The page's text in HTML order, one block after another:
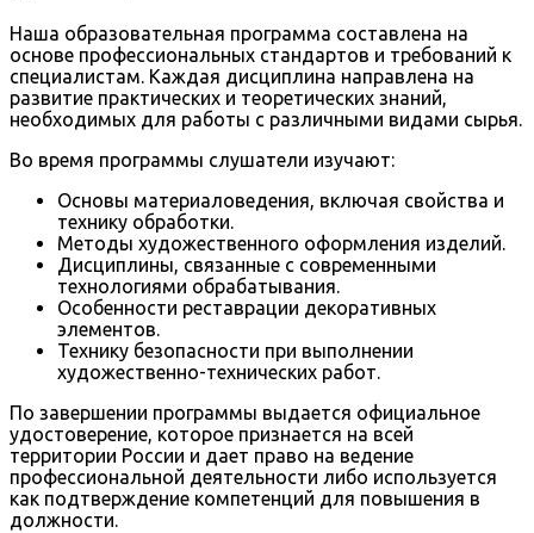
Наша образовательная программа составлена на
основе профессиональных стандартов и требований к
специалистам. Каждая дисциплина направлена на
развитие практических и теоретических знаний,
необходимых для работы с различными видами сырья.
Во время программы слушатели изучают:
Основы материаловедения, включая свойства и
технику обработки.
Методы художественного оформления изделий.
Дисциплины, связанные с современными
технологиями обрабатывания.
Особенности реставрации декоративных
элементов.
Технику безопасности при выполнении
художественно-технических работ.
По завершении программы выдается официальное
удостоверение, которое признается на всей
территории России и дает право на ведение
профессиональной деятельности либо используется
как подтверждение компетенций для повышения в
должности.